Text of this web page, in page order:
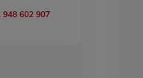
948 602 907